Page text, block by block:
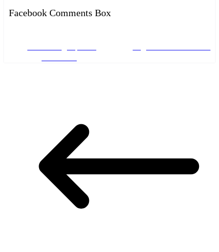
Facebook Comments Box